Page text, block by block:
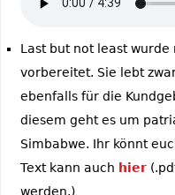
Last but not least wurde
vorbereitet. Sie lebt
ebenfalls für die
diesem geht es um
Simbabwe. Ihr könnt
Text kann auch hier
werden.)